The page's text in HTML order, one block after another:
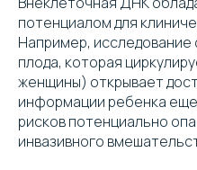
потенциалом для
Например,
плода, которая
женщины) открывает
информации ребенка
рисков потенциально
инвазивного